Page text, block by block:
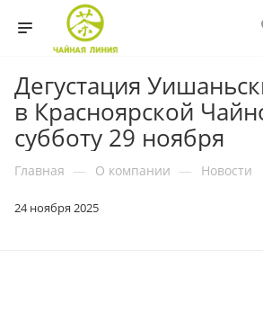
Дегустация
в Красноярской
субботу 29 ноября
Главная — О компании — Новости
24 ноября 2025